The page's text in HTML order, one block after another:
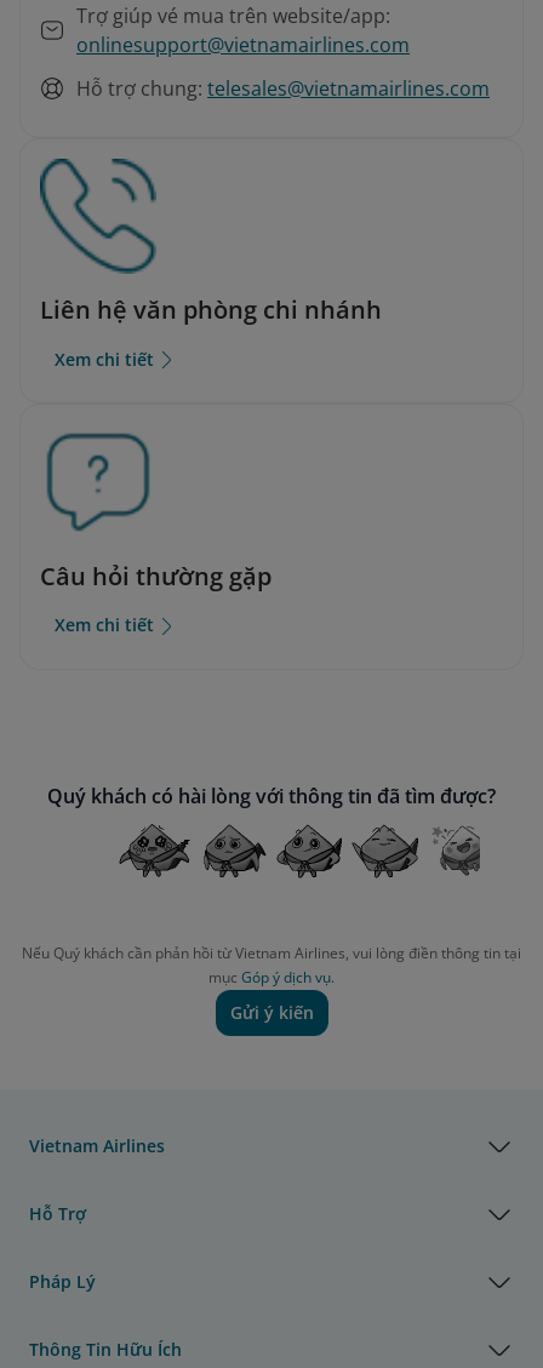
Trợ giúp vé mua trên website/app:
onlinesupport@vietnamairlines.com
Hỗ trợ chung: telesales@vietnamairlines.com
Liên hệ văn phòng chi nhánh
Xem chi tiết
Câu hỏi thường gặp
Xem chi tiết
Quý khách có hài lòng với thông tin đã tìm được?
Nếu Quý khách cần phản hồi từ Vietnam Airlines, vui lòng điền thông tin tại
mục Góp ý dịch vụ.
Gửi ý kiến
Vietnam Airlines
Hỗ Trợ
Pháp Lý
Thông Tin Hữu Ích